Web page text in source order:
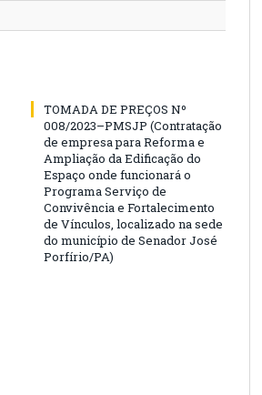
TOMADA DE PREÇOS Nº
008/2023–PMSJP (Contratação
de empresa para Reforma e
Ampliação da Edificação do
Espaço onde funcionará o
Programa Serviço de
Convivência e Fortalecimento
de Vínculos, localizado na sede
do município de Senador José
Porfírio/PA)